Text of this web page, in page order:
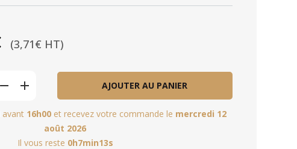
(3,71€ HT)
AJOUTER AU PANIER
avant 16h00et recevez votre commande le mercredi 12
août 2026
Il vous reste 0h7min12s